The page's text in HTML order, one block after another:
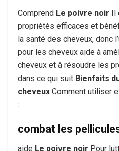
Comprend Le poivre noir Il
propriétés efficaces et
la santé des cheveux, donc
pour les cheveux aide à
cheveux et à résoudre les
dans ce qui suit Bienfaits
cheveux Comment utiliser
:
combat les
aide Le poivre noir Pour